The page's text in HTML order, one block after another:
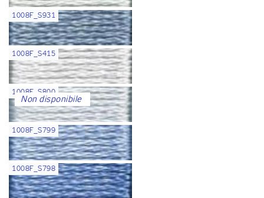
1008F_S931
1008F_S415
Non disponibile
1008F_S800
1008F_S799
1008F_S798